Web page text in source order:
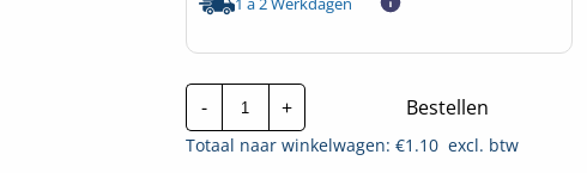
-
Pasring
Porselein
|
KN
+ Bestellen
Totaal naar winkelwagen: €1.10excl. btw